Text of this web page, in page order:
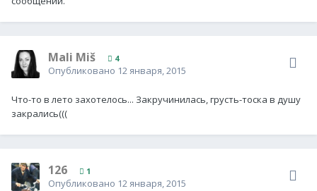
Mali Miš 4
Опубликовано 12 января, 2015
Что-то в лето захотелось... Закручинилась, грусть-тоска в душу
закрались(((
126 1
Опубликовано 12 января, 2015